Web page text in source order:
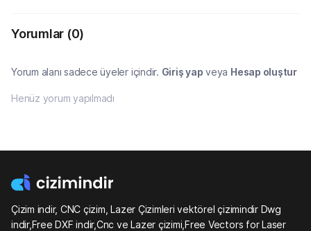
Yorumlar (0)
Yorum alanı sadece üyeler içindir. Giriş yap veya Hesap oluştur
Henüz yorum yapılmadı
Çizim indir, CNC çizim, Lazer Çizimleri vektörel çizimindir Dwg
indir,Free DXF indir,Cnc ve Lazer çizimi,Free Vectors for Laser